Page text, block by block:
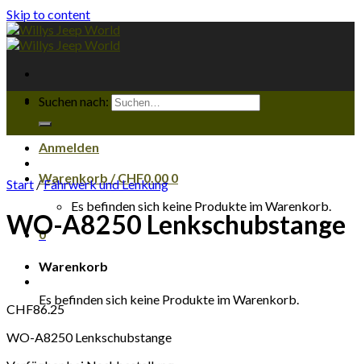
Skip to content
Suchen nach:
Anmelden
Warenkorb /CHF0.00 0
Es befinden sich keine Produkte im Warenkorb.
0
Warenkorb
Es befinden sich keine Produkte im Warenkorb.
Start /Fahrwerk und Lenkung
WO-A8250 Lenkschubstange
CHF86.25
WO-A8250 Lenkschubstange